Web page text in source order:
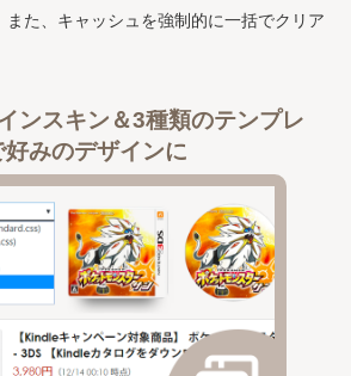
また、キャッシュを強制的に一括でクリア
ンスキン＆3種類のテンプレ
みのデザインに